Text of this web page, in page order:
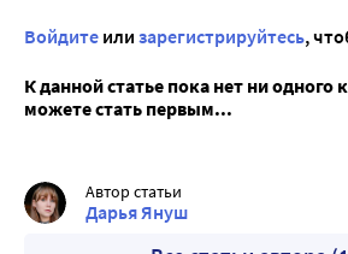
Войдите или зарегистрируйтесь,
К данной статье пока нет ни
можете стать первым...
Автор статьи
Дарья Януш